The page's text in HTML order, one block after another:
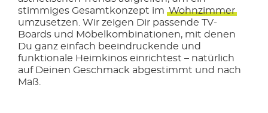
stimmiges Gesamtkonzept im Wohnzimmer
umzusetzen. Wir zeigen Dir passende TV-
Boards und Möbelkombinationen, mit denen
Du ganz einfach beeindruckende und
funktionale Heimkinos einrichtest – natürlich
auf Deinen Geschmack abgestimmt und nach
Maß.